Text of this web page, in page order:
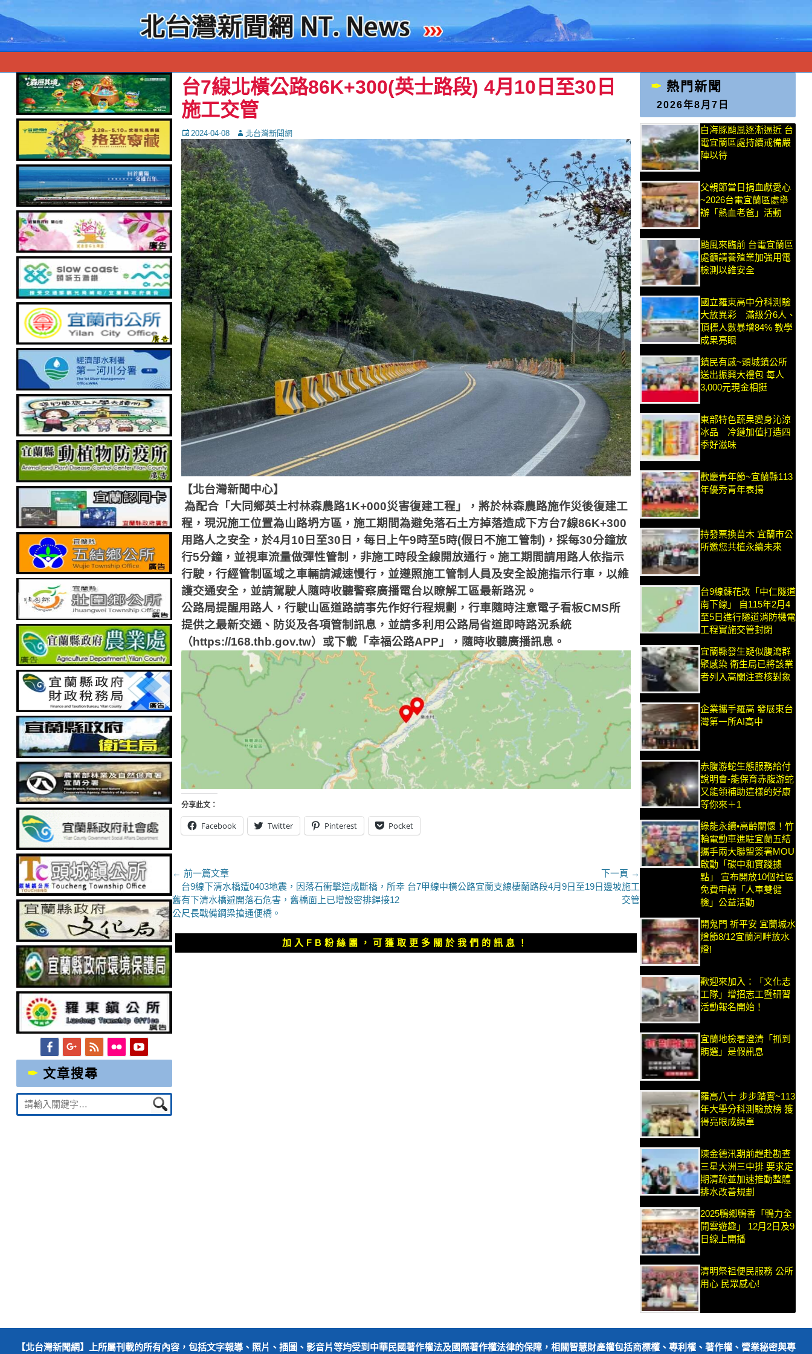
台7線北橫公路86K+300(英士路段) 4月10日至30日
施工交管
Posted
on
2024-04-08 Autor北台灣新聞網
【北台灣新聞中心】
為配合「大同鄉英士村林森農路1K+000災害復建工程」，將於林森農路施作災後復建工
程，現況施工位置為山路坍方區，施工期間為避免落石土方掉落造成下方台7線86K+300
用路人之安全，於4月 10 日至30 日，每日上午9時至5時(假日不施工管制)，採每30分鐘放
行5分鐘，並視車流量做彈性管制，非施工時段全線開放通行。施工期間請用路人依指示
行駛，行經管制區域之車輛請減速慢行，並遵照施工管制人員及安全設施指示行車，以維
護交通安全，並請駕駛人隨時收聽警察廣播電台以瞭解工區最新路況。
公路局提醒用路人，行駛山區道路請事先作好行程規劃，行車隨時注意電子看板CMS所
提供之最新交通、防災及各項管制訊息，並請多利用公路局省道即時路況系統
（ https://168.thb.gov.tw）或下載「幸福公路APP 」，隨時收聽廣播訊息。
分享此文：
Facebook Twitter Pinterest Pocket
文
章
導
覽
← 前一篇文章
一
篇
台9線下清水橋遭0403地震，因落石衝擊造成斷橋，所幸
舊有下清水橋避開落石危害，舊橋面上已增設密排銲接12
公尺長戰備鋼梁搶通便橋。
下一頁 →
下
章：
台7甲線中橫公路宜蘭支線棲蘭路段4月9日至19日邊坡施工
交管
加入FB粉絲團，可獲取更多關於我們的訊息！
熱門新聞
2026年8月7日
白海豚颱風逐漸逼近 台
電宜蘭區處持續戒備嚴
陣以待
父親節當日捐血獻愛心
~2026台電宜蘭區處舉
辦「熱血老爸」活動
颱風來臨前 台電宜蘭區
處籲請養殖業加強用電
檢測以維安全
國立羅東高中分科測驗
大放異彩 滿級分6人、
頂標人數暴增84% 教學
成果亮眼
鎮民有感~頭城鎮公所
送出振興大禮包 每人
3,000元現金相挺
東部特色蔬果變身沁涼
冰品 冷鏈加值打造四
季好滋味
歡慶青年節~宜蘭縣113
年優秀青年表揚
持發票換苗木 宜蘭市公
所邀您共植永續未來
台9線蘇花改「中仁隧道
南下線」 自115年2月4
至5日進行隧道消防機電
工程實施交管封閉
宜蘭縣發生疑似腹瀉群
聚感染 衛生局已將該業
者列入高關注查核對象
企業攜手羅高 發展東台
灣第一所AI高中
赤腹游蛇生態服務給付
說明會-能保育赤腹游蛇
又能領補助這樣的好康
等你來＋1
綠能永續•高齡關懷！竹
輪電動車進駐宜蘭五結
攜手兩大聯盟簽署MOU
啟動「碳中和實踐據
點」 宣布開放10個社區
免費申請「人車雙健
檢」公益活動
開鬼門 祈平安 宜蘭城水
燈節8/12宜蘭河畔放水
燈!
歡迎來加入：「文化志
工隊」增招志工暨研習
活動報名開始！
宜蘭地檢署澄清「抓到
賄選」是假訊息
羅高八十 步步踏實~113
年大學分科測驗放榜 獲
得亮眼成績單
陳金德汛期前趕赴勘查
三星大洲三中排 要求定
期清疏並加速推動整體
排水改善規劃
2025鴨鄉鴨香「鴨力全
開雲遊趣」 12月2日及9
日線上開播
清明祭祖便民服務 公所
用心 民眾感心!
FacebookGoogleplus
FeedFlickrYouTube
文章搜尋
Suche
nach:
【北台灣新聞網】上所屬刊載的所有內容，包括文字報導、照片、插圖、影音片等均受到中華民國著作權法及國際著作權法律的保障，相關智慧財產權包括商標權、專利權、著作權、營業秘密與專